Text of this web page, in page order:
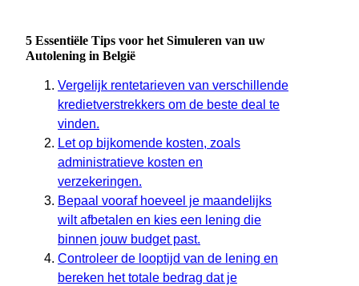
5 Essentiële Tips voor het Simuleren van uw
Autolening in België
Vergelijk rentetarieven van verschillende
kredietverstrekkers om de beste deal te
vinden.
Let op bijkomende kosten, zoals
administratieve kosten en
verzekeringen.
Bepaal vooraf hoeveel je maandelijks
wilt afbetalen en kies een lening die
binnen jouw budget past.
Controleer de looptijd van de lening en
bereken het totale bedrag dat je